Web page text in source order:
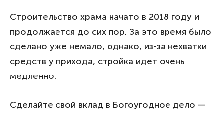
Строительство храма начато в 2018 году и
продолжается до сих пор. За это время было
сделано уже немало, однако, из-за нехватки
средств у прихода, стройка идет очень
медленно.
Сделайте свой вклад в Богоугодное дело —